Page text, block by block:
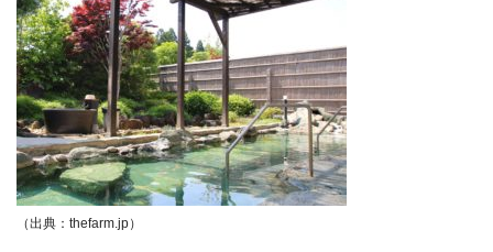
（出典：thefarm.jp）